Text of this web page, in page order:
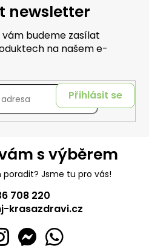
newsletter
budeme zasílat
na našem e-
Přihlásit se
s výběrem
Jsme tu pro vás!
708 220
krasazdravi.cz